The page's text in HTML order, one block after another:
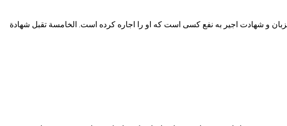
نفع میزبان و شهادت اجیر به نفع کسی است که او را اجاره کرده است. الخامسة تقبل شهادة